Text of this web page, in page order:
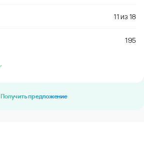
11 из18
195
Получить предложение